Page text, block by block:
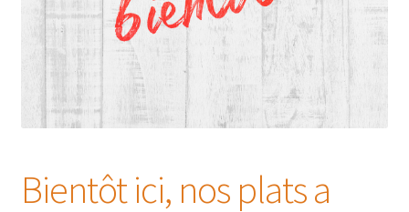
Bientôt ici, nos plats a